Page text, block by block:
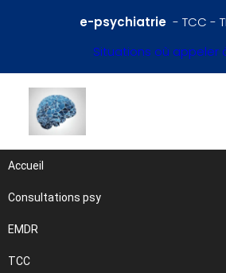
e-psychiatrie- TCC -
Situations où appeler
Accueil
Consultations psy
EMDR
TCC
et santé mentale